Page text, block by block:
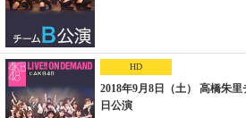
HD
2018年9月8日（土） 高橋朱
日公演